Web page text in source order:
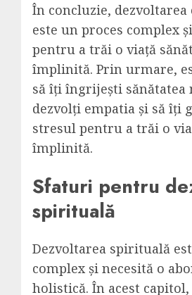
În concluzie,
este un proces complex
pentru a trăi o viață
împlinită. Prin urmare,
să îți îngrijești sănătatea
dezvolți empatia și să îți
stresul pentru a trăi o
împlinită.
Sfaturi pentru
spirituală
Dezvoltarea spirituală
complex și necesită o
holistică. În acest